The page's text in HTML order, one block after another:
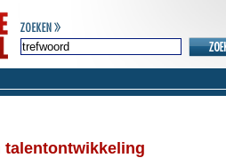
talentontwikkeling